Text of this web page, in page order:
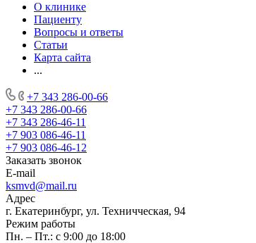
О клинике
Пациенту
Вопросы и ответы
Статьи
Карта сайта
...
+7 343 286-00-66
+7 343 286-00-66
+7 343 286-46-11
+7 903 086-46-11
+7 903 086-46-12
Заказать звонок
E-mail
ksmvd@mail.ru
Адрес
г. Екатеринбург, ул. Техничческая, 94
Режим работы
Пн. – Пт.: с 9:00 до 18:00